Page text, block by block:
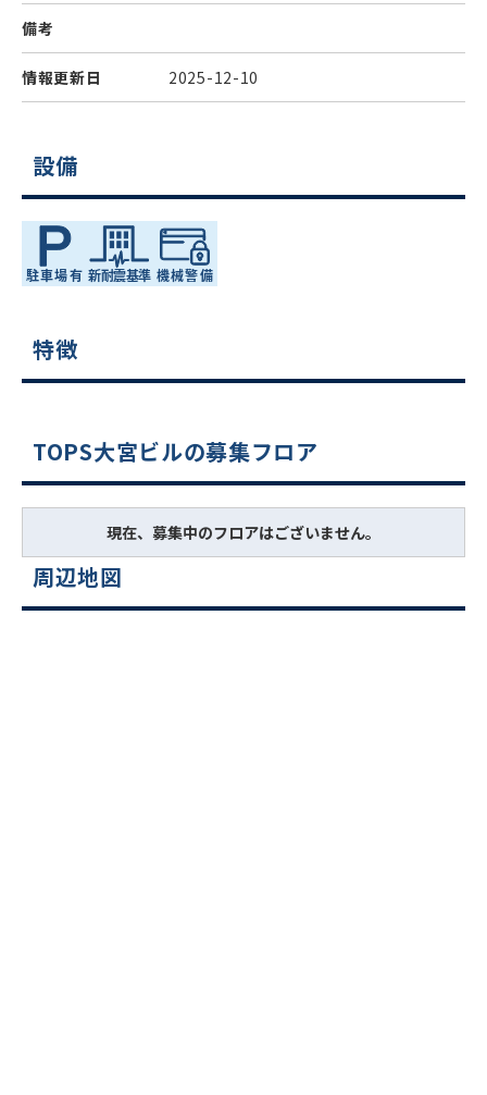
備考
情報更新日 2025-12-10
設備
特徴
TOPS大宮ビルの募集フロア
現在、募集中のフロアはございません。
周辺地図